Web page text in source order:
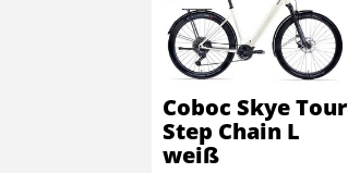
Coboc Skye Tour
Step Chain L
weiß